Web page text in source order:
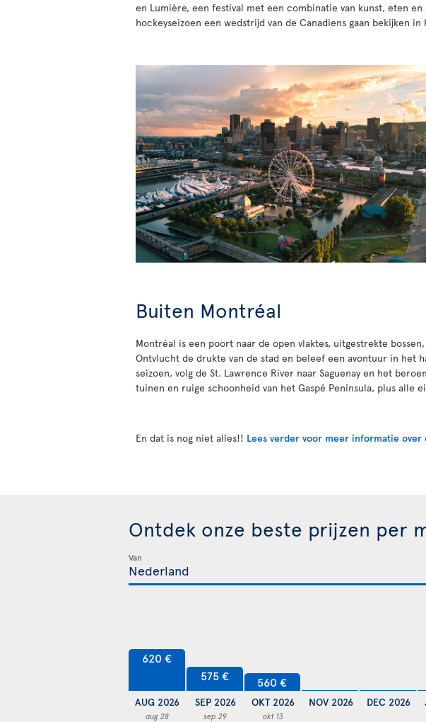
en Lumière, een festival met een combinatie van kunst, eten
hockeyseizoen een wedstrijd van de Canadiens gaan bekijken
Buiten Montréal
Montréal is een poort naar de open vlaktes, uitgestrekte
Ontvlucht de drukte van de stad en beleef een avontuur in het
seizoen, volg de St. Lawrence River naar Saguenay en het
tuinen en ruige schoonheid van het Gaspé Peninsula, plus alle
En dat is nog niet alles!! Lees verder voor meer informatie
Ontdek onze beste prijzen per
Van
620 €
AUG 2026
aug 28
575 €
SEP 2026
sep 29
560 €
OKT 2026
okt 13
NOV 2026 DEC 2026